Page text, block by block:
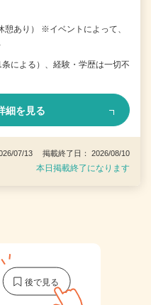
あり） ※イベントによって、
による）、経験・学歴は一切不
細を見る
07/13 掲載終了日： 2026/08/10
本日掲載終了になります